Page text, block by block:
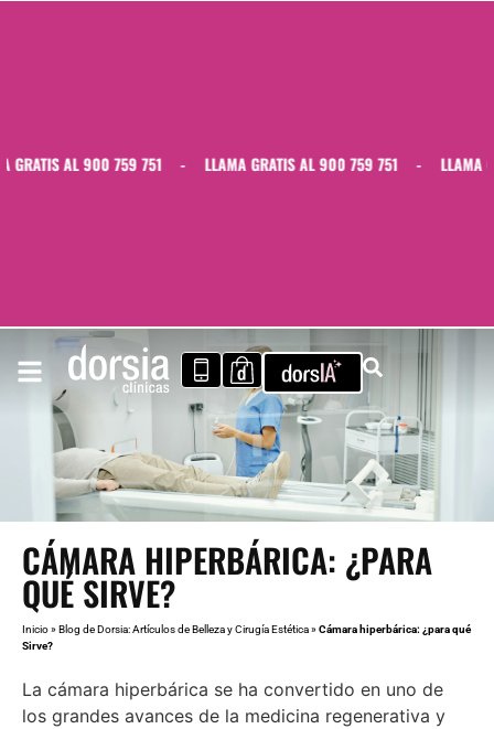
AL 900 759 751 LLAMA GRATIS AL 900 759 751 LLAMA
CÁMARA HIPERBÁRICA: ¿PARA
QUÉ SIRVE?
Inicio»Blog de Dorsia: Artículos de Belleza y Cirugía Estética»Cámara hiperbárica: ¿para qué
Sirve?
La cámara hiperbárica se ha convertido en uno de
los grandes avances de la medicina regenerativa y